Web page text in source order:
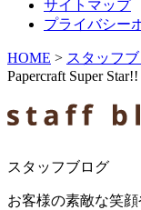
サイトマップ
プライバシー
HOME > スタッフ
Papercraft Super Star!!
スタッフブログ
お客様の素敵な笑